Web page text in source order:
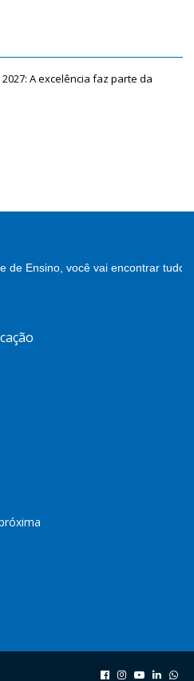
2027: A excelência faz parte da
de Ensino, você vai encontrar